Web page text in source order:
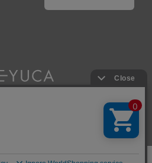
Co., Ltd. All Rights Reserved.